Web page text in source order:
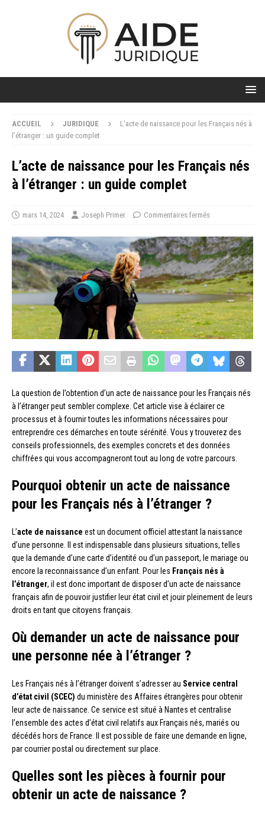
ACCUEIL JURIDIQUE
L’acte de naissance pour les Français nés à
l’étranger : un guide complet
L’acte de naissance pour les Français nés
à l’étranger : un guide complet
mars 14, 2024 Joseph Primer Commentaires fermés
La question de l’obtention d’un acte de naissance pour les Français nés
à l’étranger peut sembler complexe. Cet article vise à éclairer ce
processus et à fournir toutes les informations nécessaires pour
entreprendre ces démarches en toute sérénité. Vous y trouverez des
conseils professionnels, des exemples concrets et des données
chiffrées qui vous accompagneront tout au long de votre parcours.
Pourquoi obtenir un acte de naissance
pour les Français nés à l’étranger ?
L’acte de naissance est un document officiel attestant la naissance
d’une personne. Il est indispensable dans plusieurs situations, telles
que la demande d’une carte d’identité ou d’un passeport, le mariage ou
encore la reconnaissance d’un enfant. Pour les Français nés à
l’étranger, il est donc important de disposer d’un acte de naissance
français afin de pouvoir justifier leur état civil et jouir pleinement de leurs
droits en tant que citoyens français.
Où demander un acte de naissance pour
une personne née à l’étranger ?
Les Français nés à l’étranger doivent s’adresser au Service central
d’état civil (SCEC) du ministère des Affaires étrangères pour obtenir
leur acte de naissance. Ce service est situé à Nantes et centralise
l’ensemble des actes d’état civil relatifs aux Français nés, mariés ou
décédés hors de France. Il est possible de faire une demande en ligne,
par courrier postal ou directement sur place.
Quelles sont les pièces à fournir pour
obtenir un acte de naissance ?